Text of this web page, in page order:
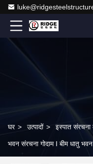
घर > उत्पादों > इस्पात संरचना
भवन संरचना गोदाम I बीम धातु भवन